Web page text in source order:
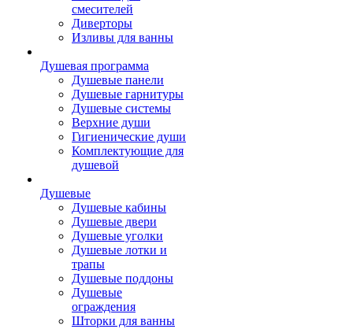
смесителей
Диверторы
Изливы для ванны
Душевая программа
Душевые панели
Душевые гарнитуры
Душевые системы
Верхние души
Гигиенические души
Комплектующие для
душевой
Душевые
Душевые кабины
Душевые двери
Душевые уголки
Душевые лотки и
трапы
Душевые поддоны
Душевые
ограждения
Шторки для ванны